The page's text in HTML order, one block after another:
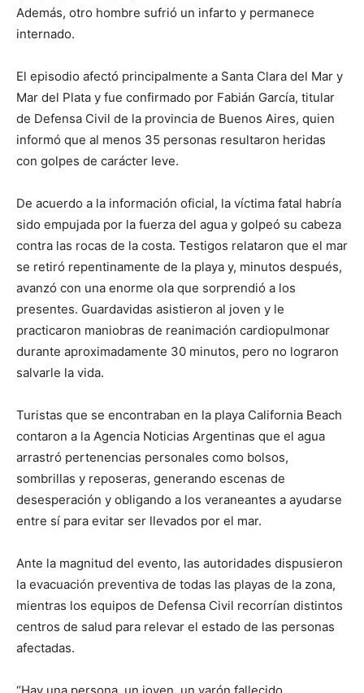
Además, otro hombre sufrió un infarto y permanece
internado.
El episodio afectó principalmente a Santa Clara del Mar y
Mar del Plata y fue confirmado por Fabián García, titular
de Defensa Civil de la provincia de Buenos Aires, quien
informó que al menos 35 personas resultaron heridas
con golpes de carácter leve.
De acuerdo a la información oficial, la víctima fatal habría
sido empujada por la fuerza del agua y golpeó su cabeza
contra las rocas de la costa. Testigos relataron que el mar
se retiró repentinamente de la playa y, minutos después,
avanzó con una enorme ola que sorprendió a los
presentes. Guardavidas asistieron al joven y le
practicaron maniobras de reanimación cardiopulmonar
durante aproximadamente 30 minutos, pero no lograron
salvarle la vida.
Turistas que se encontraban en la playa California Beach
contaron a la Agencia Noticias Argentinas que el agua
arrastró pertenencias personales como bolsos,
sombrillas y reposeras, generando escenas de
desesperación y obligando a los veraneantes a ayudarse
entre sí para evitar ser llevados por el mar.
Ante la magnitud del evento, las autoridades dispusieron
la evacuación preventiva de todas las playas de la zona,
mientras los equipos de Defensa Civil recorrían distintos
centros de salud para relevar el estado de las personas
afectadas.